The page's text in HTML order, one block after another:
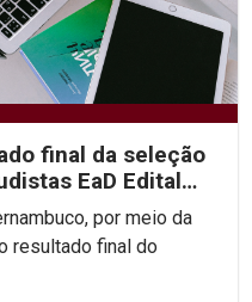
final da seleção
EaD Edital
por meio da
resultado final do